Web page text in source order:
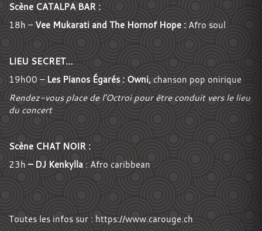
Scène CATALPA BAR :
18h – Vee Mukarati and The Hornof Hope : Afro soul
LIEU SECRET…
19h00 – Les Pianos Égarés : Owni, chanson pop onirique
Rendez-vous place de l’Octroi pour être conduit vers le lieu
du concert
Scène CHAT NOIR :
23h – DJ Kenkylla : Afro caribbean
Toutes les infos sur : https://www.carouge.ch